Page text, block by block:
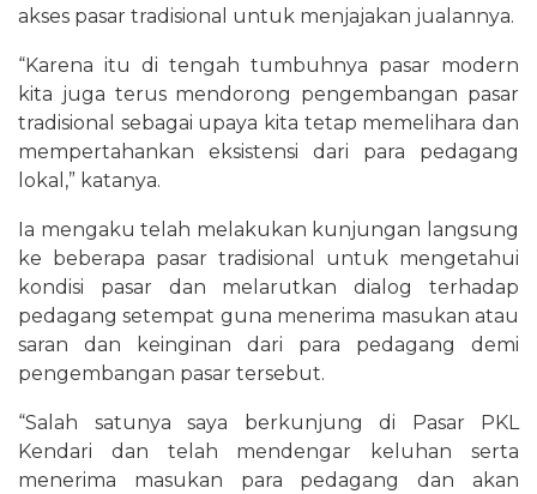
akses pasar tradisional untuk menjajakan jualannya.
“Karena itu di tengah tumbuhnya pasar modern
kita juga terus mendorong pengembangan pasar
tradisional sebagai upaya kita tetap memelihara dan
mempertahankan eksistensi dari para pedagang
lokal,” katanya.
Ia mengaku telah melakukan kunjungan langsung
ke beberapa pasar tradisional untuk mengetahui
kondisi pasar dan melarutkan dialog terhadap
pedagang setempat guna menerima masukan atau
saran dan keinginan dari para pedagang demi
pengembangan pasar tersebut.
“Salah satunya saya berkunjung di Pasar PKL
Kendari dan telah mendengar keluhan serta
menerima masukan para pedagang dan akan